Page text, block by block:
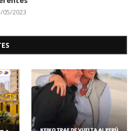
05/2023